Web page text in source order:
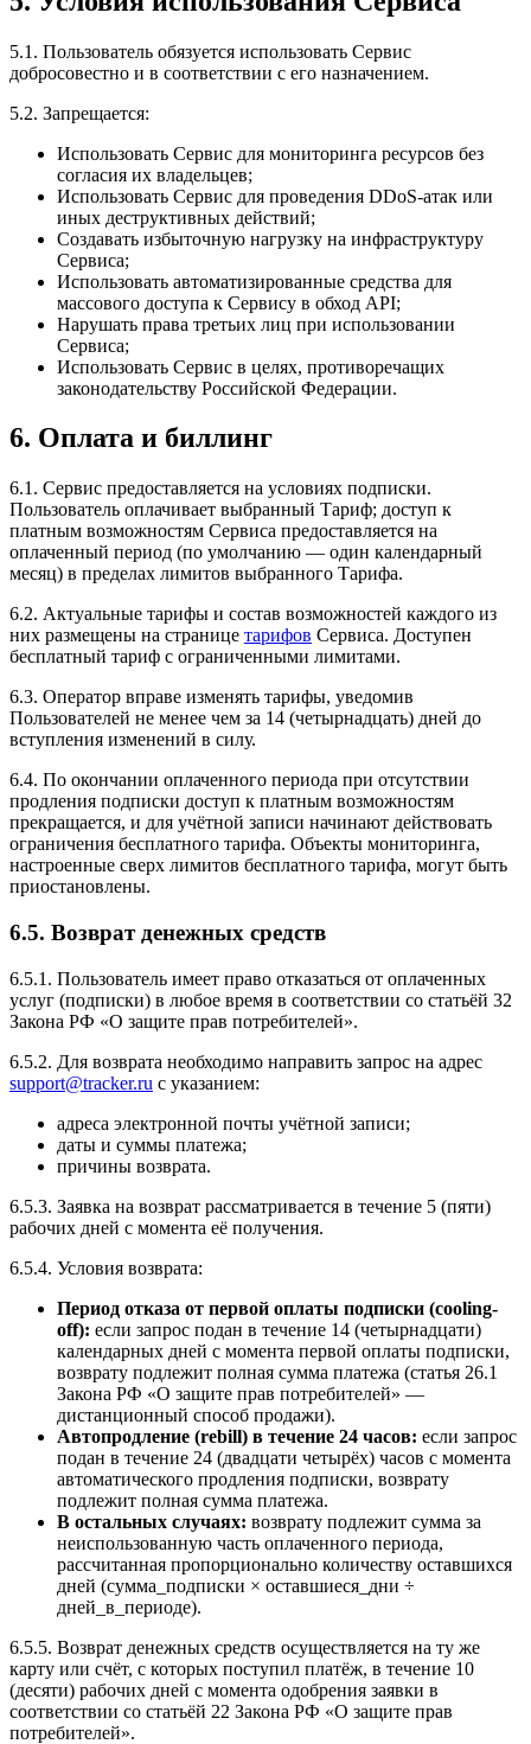
5.1. Пользователь обязуется использовать Сервис
добросовестно и в соответствии с его назначением.
5.2. Запрещается:
Использовать Сервис для мониторинга ресурсов без
согласия их владельцев;
Использовать Сервис для проведения DDoS-атак или
иных деструктивных действий;
Создавать избыточную нагрузку на инфраструктуру
Сервиса;
Использовать автоматизированные средства для
массового доступа к Сервису в обход API;
Нарушать права третьих лиц при использовании
Сервиса;
Использовать Сервис в целях, противоречащих
законодательству Российской Федерации.
6. Оплата и биллинг
6.1. Сервис предоставляется на условиях подписки.
Пользователь оплачивает выбранный Тариф; доступ к
платным возможностям Сервиса предоставляется на
оплаченный период (по умолчанию — один календарный
месяц) в пределах лимитов выбранного Тарифа.
6.2. Актуальные тарифы и состав возможностей каждого из
них размещены на странице тарифов Сервиса. Доступен
бесплатный тариф с ограниченными лимитами.
6.3. Оператор вправе изменять тарифы, уведомив
Пользователей не менее чем за 14 (четырнадцать) дней до
вступления изменений в силу.
6.4. По окончании оплаченного периода при отсутствии
продления подписки доступ к платным возможностям
прекращается, и для учётной записи начинают действовать
ограничения бесплатного тарифа. Объекты мониторинга,
настроенные сверх лимитов бесплатного тарифа, могут быть
приостановлены.
6.5. Возврат денежных средств
6.5.1. Пользователь имеет право отказаться от оплаченных
услуг (подписки) в любое время в соответствии со статьёй 32
Закона РФ «О защите прав потребителей».
6.5.2. Для возврата необходимо направить запрос на адрес
support@tracker.ru с указанием:
адреса электронной почты учётной записи;
даты и суммы платежа;
причины возврата.
6.5.3. Заявка на возврат рассматривается в течение 5 (пяти)
рабочих дней с момента её получения.
6.5.4. Условия возврата:
Период отказа от первой оплаты подписки (cooling-
off): если запрос подан в течение 14 (четырнадцати)
календарных дней с момента первой оплаты подписки,
возврату подлежит полная сумма платежа (статья 26.1
Закона РФ «О защите прав потребителей» —
дистанционный способ продажи).
Автопродление (rebill) в течение 24 часов: если запрос
подан в течение 24 (двадцати четырёх) часов с момента
автоматического продления подписки, возврату
подлежит полная сумма платежа.
В остальных случаях: возврату подлежит сумма за
неиспользованную часть оплаченного периода,
рассчитанная пропорционально количеству оставшихся
дней (сумма_подписки × оставшиеся_дни ÷
дней_в_периоде).
6.5.5. Возврат денежных средств осуществляется на ту же
карту или счёт, с которых поступил платёж, в течение 10
(десяти) рабочих дней с момента одобрения заявки в
соответствии со статьёй 22 Закона РФ «О защите прав
потребителей».